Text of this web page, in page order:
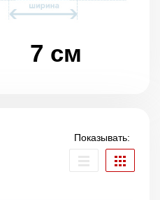
7 см
Показывать: